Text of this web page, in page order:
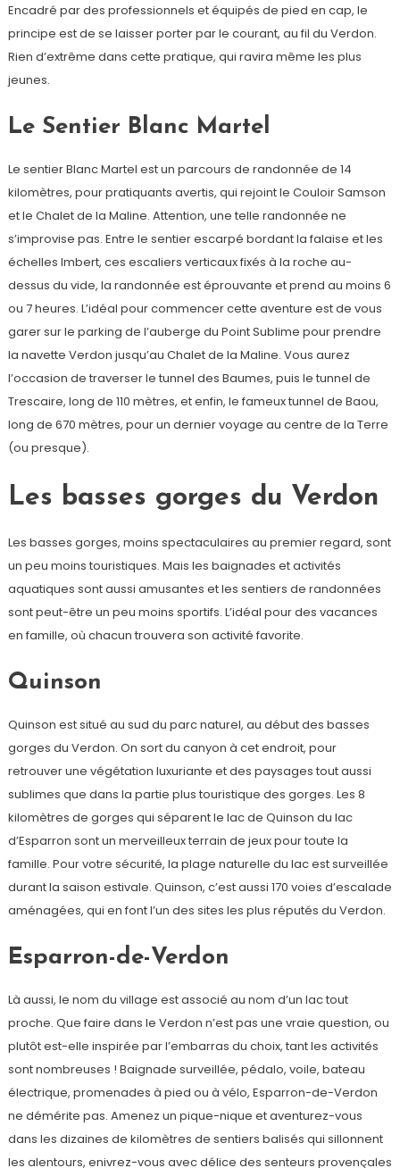
Encadré par des professionnels et équipés de pied en cap, le
principe est de se laisser porter par le courant, au fil du Verdon.
Rien d’extrême dans cette pratique, qui ravira même les plus
jeunes.
Le Sentier Blanc Martel
Le sentier Blanc Martel est un parcours de randonnée de 14
kilomètres, pour pratiquants avertis, qui rejoint le Couloir Samson
et le Chalet de la Maline. Attention, une telle randonnée ne
s’improvise pas. Entre le sentier escarpé bordant la falaise et les
échelles Imbert, ces escaliers verticaux fixés à la roche au-
dessus du vide, la randonnée est éprouvante et prend au moins 6
ou 7 heures. L’idéal pour commencer cette aventure est de vous
garer sur le parking de l’auberge du Point Sublime pour prendre
la navette Verdon jusqu’au Chalet de la Maline. Vous aurez
l’occasion de traverser le tunnel des Baumes, puis le tunnel de
Trescaire, long de 110 mètres, et enfin, le fameux tunnel de Baou,
long de 670 mètres, pour un dernier voyage au centre de la Terre
(ou presque).
Les basses gorges du Verdon
Les basses gorges, moins spectaculaires au premier regard, sont
un peu moins touristiques. Mais les baignades et activités
aquatiques sont aussi amusantes et les sentiers de randonnées
sont peut-être un peu moins sportifs. L’idéal pour des vacances
en famille, où chacun trouvera son activité favorite.
Quinson
Quinson est situé au sud du parc naturel, au début des basses
gorges du Verdon. On sort du canyon à cet endroit, pour
retrouver une végétation luxuriante et des paysages tout aussi
sublimes que dans la partie plus touristique des gorges. Les 8
kilomètres de gorges qui séparent le lac de Quinson du lac
d’Esparron sont un merveilleux terrain de jeux pour toute la
famille. Pour votre sécurité, la plage naturelle du lac est surveillée
durant la saison estivale. Quinson, c’est aussi 170 voies d’escalade
aménagées, qui en font l’un des sites les plus réputés du Verdon.
Esparron-de-Verdon
Là aussi, le nom du village est associé au nom d’un lac tout
proche. Que faire dans le Verdon n’est pas une vraie question, ou
plutôt est-elle inspirée par l’embarras du choix, tant les activités
sont nombreuses ! Baignade surveillée, pédalo, voile, bateau
électrique, promenades à pied ou à vélo, Esparron-de-Verdon
ne démérite pas. Amenez un pique-nique et aventurez-vous
dans les dizaines de kilomètres de sentiers balisés qui sillonnent
les alentours, enivrez-vous avec délice des senteurs provençales